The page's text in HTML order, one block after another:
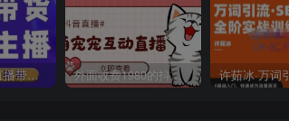
二占说直播·直播带货主播运营课程，主播运营二合一实操课 外面收费1980的抖音萌宠宠直播项目，可虚拟人直播，抖音报白，实时互动直播【软件+详细教程】